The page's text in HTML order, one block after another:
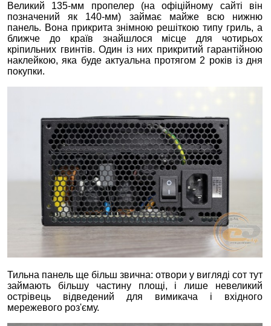
Великий 135-мм пропелер (на офіційному сайті він
позначений як 140-мм) займає майже всю нижню
панель. Вона прикрита знімною решіткою типу гриль, а
ближче до країв знайшлося місце для чотирьох
кріпильних гвинтів. Один із них прикритий гарантійною
наклейкою, яка буде актуальна протягом 2 років із дня
покупки.
Тильна панель ще більш звична: отвори у вигляді сот тут
займають більшу частину площі, і лише невеликий
острівець відведений для вимикача і вхідного
мережевого роз'єму.